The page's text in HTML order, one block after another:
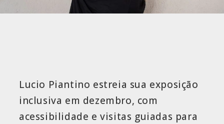
Lucio Piantino estreia sua exposição
inclusiva em dezembro, com
acessibilidade e visitas guiadas para